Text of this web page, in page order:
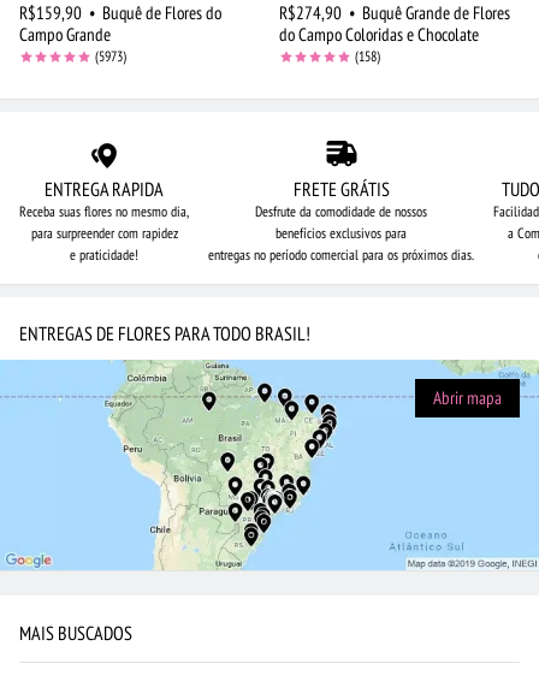
R$159,90 • Buquê de Flores do
Campo Grande
(5973)
R$274,90 • Buquê Grande de Flores
do Campo Coloridas e Chocolate
(158)
ENTREGA RAPIDA
Receba suas flores no mesmo dia,
para surpreender com rapidez
e praticidade!
FRETE GRÁTIS
Desfrute da comodidade de nossos
benefícios exclusivos para
entregas no período comercial para os próximos dias.
a
ENTREGAS DE FLORES PARA TODO BRASIL!
Abrir mapa
MAIS BUSCADOS